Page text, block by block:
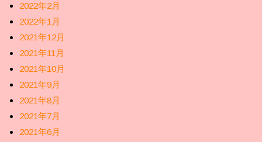
2022年2月
2022年1月
2021年12月
2021年11月
2021年10月
2021年9月
2021年8月
2021年7月
2021年6月